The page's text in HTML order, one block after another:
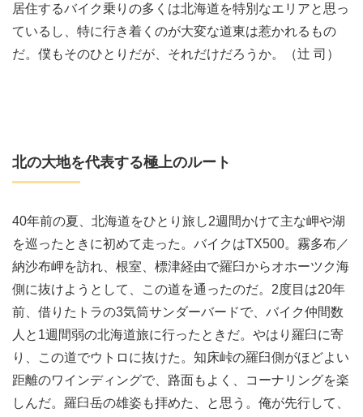
居住するバイク乗りの多くは北海道を特別なエリアと思っ
ているし、特に行き着くのが大変な道東は惹かれるもの
だ。僕もそのひとりだが、それだけだろうか。（辻 司）
北の大地を代表する極上のルート
40年前の夏、北海道をひとり旅し2週間かけて主な岬や湖
を巡ったときに初めて走った。バイクはTX500。霧多布／
納沙布岬を訪れ、根室、標津経由で羅臼からオホーツク海
側に抜けようとして、この道を通ったのだ。2度目は20年
前、借りたトラの3気筒サンダーバードで、バイク仲間数
人と1週間弱の北海道旅に行ったときだ。やはり羅臼に寄
り、この道でウトロに抜けた。知床峠の羅臼側がほどよい
距離のワインディングで、路面もよく、コーナリングを楽
しんだ。羅臼岳の雄姿も拝めた、と思う。俺が先行して、